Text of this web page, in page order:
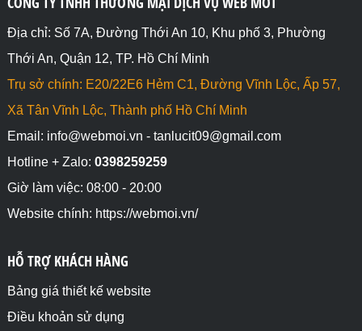
Địa chỉ: Số 7A, Đường Thới An 10, Khu phố 3, Phường
Thới An, Quận 12, TP. Hồ Chí Minh
Trụ sở chính: E20/22E6 Hẻm C1, Đường Vĩnh Lộc, Ấp 57,
Xã Tân Vĩnh Lộc, Thành phố Hồ Chí Minh
Email: info@webmoi.vn - tanlucit09@gmail.com
Hotline + Zalo: 0398259259
Giờ làm việc: 08:00 - 20:00
Website chính: https://webmoi.vn/
HỖ TRỢ KHÁCH HÀNG
Bảng giá thiết kế website
Điều khoản sử dụng